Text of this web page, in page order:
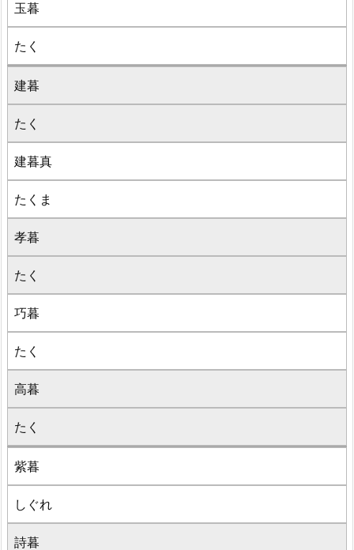
玉暮
たく
建暮
たく
建暮真
たくま
孝暮
たく
巧暮
たく
高暮
たく
紫暮
しぐれ
詩暮